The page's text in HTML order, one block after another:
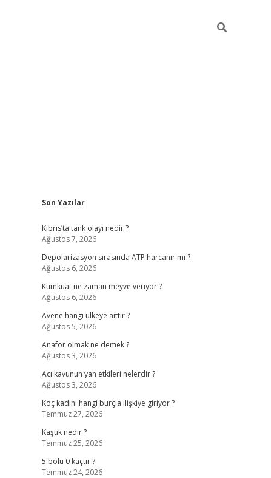
Sidebar
Son Yazılar
Kıbrıs’ta tank olayı nedir ?
Ağustos 7, 2026
Depolarizasyon sırasında ATP harcanır mı ?
Ağustos 6, 2026
Kumkuat ne zaman meyve veriyor ?
Ağustos 6, 2026
Avene hangi ülkeye aittir ?
Ağustos 5, 2026
Anafor olmak ne demek ?
Ağustos 3, 2026
Acı kavunun yan etkileri nelerdir ?
Ağustos 3, 2026
Koç kadını hangi burçla ilişkiye giriyor ?
Temmuz 27, 2026
Kaşuk nedir ?
Temmuz 25, 2026
5 bölü 0 kaçtır ?
Temmuz 24, 2026